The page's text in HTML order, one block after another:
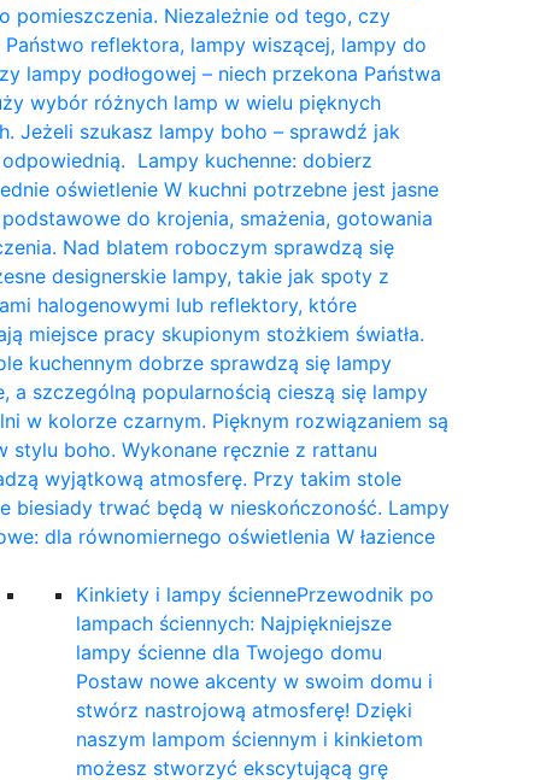
pomieszczenia. Niezależnie od tego, czy
Państwo reflektora, lampy wiszącej, lampy do
lampy podłogowej – niech przekona Państwa
wybór różnych lamp w wielu pięknych
Jeżeli szukasz lampy boho – sprawdź jak
Lampy kuchenne: dobierz
oświetlenie W kuchni potrzebne jest jasne
podstawowe do krojenia, smażenia, gotowania
Nad blatem roboczym sprawdzą się
designerskie lampy, takie jak spoty z
halogenowymi lub reflektory, które
miejsce pracy skupionym stożkiem światła.
kuchennym dobrze sprawdzą się lampy
a szczególną popularnością cieszą się lampy
w kolorze czarnym. Pięknym rozwiązaniem są
stylu boho. Wykonane ręcznie z rattanu
wyjątkową atmosferę. Przy takim stole
biesiady trwać będą w nieskończoność. Lampy
dla równomiernego oświetlenia W łazience
Kinkiety i lampy ściennePrzewodnik po
lampach ściennych: Najpiękniejsze
lampy ścienne dla Twojego domu
Postaw nowe akcenty w swoim domu i
stwórz nastrojową atmosferę! Dzięki
naszym lampom ściennym i kinkietom
możesz stworzyć ekscytującą grę